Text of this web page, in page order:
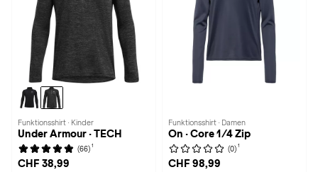
Funktionsshirt · Kinder
Under Armour · TECH
(66) 1
CHF 38,99
Funktionsshirt · Damen
On · Core 1/4 Zip
(0) 1
CHF 98,99